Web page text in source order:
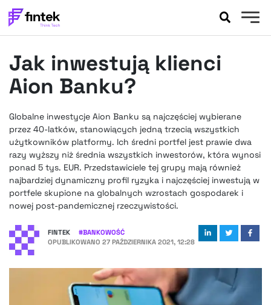
BANKOWOŚĆ
EVENTY
FELIETONY
WYWIADY
LEGAL
PODCASTY
FINTEK EXTRA
OKIEM EKSPERTA
Jak inwestują klienci
Aion Banku?
Globalne inwestycje Aion Banku są najczęściej wybierane
przez 40-latków, stanowiących jedną trzecią wszystkich
użytkowników platformy. Ich średni portfel jest prawie dwa
razy wyższy niż średnia wszystkich inwestorów, która wynosi
ponad 5 tys. EUR. Przedstawiciele tej grupy mają również
najbardziej dynamiczny profil ryzyka i najczęściej inwestują w
portfele skupione na globalnych wzrostach gospodarek i
nowej post-pandemicznej rzeczywistości.
FINTEK #BANKOWOŚĆ
OPUBLIKOWANO 27 PAŹDZIERNIKA 2021, 12:28